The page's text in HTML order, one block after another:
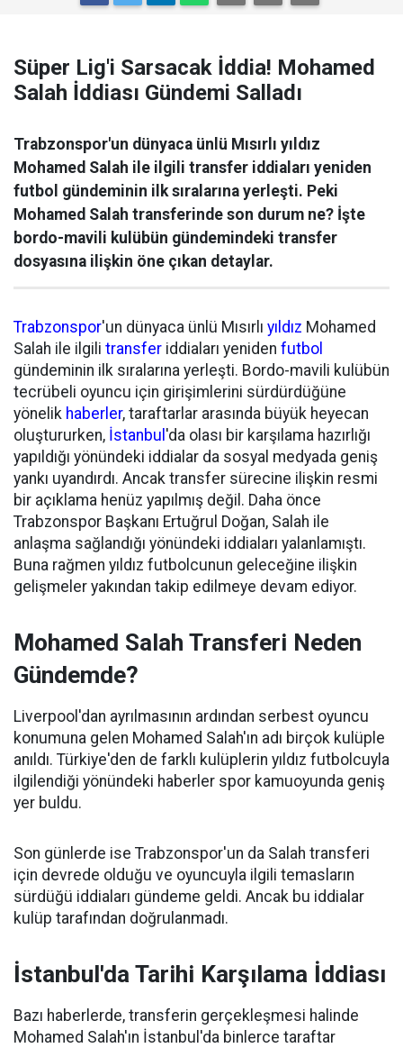
Süper Lig'i Sarsacak İddia! Mohamed
Salah İddiası Gündemi Salladı
Trabzonspor'un dünyaca ünlü Mısırlı yıldız
Mohamed Salah ile ilgili transfer iddiaları yeniden
futbol gündeminin ilk sıralarına yerleşti. Peki
Mohamed Salah transferinde son durum ne? İşte
bordo-mavili kulübün gündemindeki transfer
dosyasına ilişkin öne çıkan detaylar.
Trabzonspor'un dünyaca ünlü Mısırlı yıldız Mohamed
Salah ile ilgili transfer iddiaları yeniden futbol
gündeminin ilk sıralarına yerleşti. Bordo-mavili kulübün
tecrübeli oyuncu için girişimlerini sürdürdüğüne
yönelik haberler, taraftarlar arasında büyük heyecan
oluştururken, İstanbul 'da olası bir karşılama hazırlığı
yapıldığı yönündeki iddialar da sosyal medyada geniş
yankı uyandırdı. Ancak transfer sürecine ilişkin resmi
bir açıklama henüz yapılmış değil. Daha önce
Trabzonspor Başkanı Ertuğrul Doğan, Salah ile
anlaşma sağlandığı yönündeki iddiaları yalanlamıştı.
Buna rağmen yıldız futbolcunun geleceğine ilişkin
gelişmeler yakından takip edilmeye devam ediyor.
Mohamed Salah Transferi Neden
Gündemde?
Liverpool'dan ayrılmasının ardından serbest oyuncu
konumuna gelen Mohamed Salah'ın adı birçok kulüple
anıldı. Türkiye'den de farklı kulüplerin yıldız futbolcuyla
ilgilendiği yönündeki haberler spor kamuoyunda geniş
yer buldu.
Son günlerde ise Trabzonspor'un da Salah transferi
için devrede olduğu ve oyuncuyla ilgili temasların
sürdüğü iddiaları gündeme geldi. Ancak bu iddialar
kulüp tarafından doğrulanmadı.
İstanbul'da Tarihi Karşılama İddiası
Bazı haberlerde, transferin gerçekleşmesi halinde
Mohamed Salah'ın İstanbul'da binlerce taraftar